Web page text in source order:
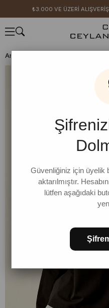
₺3.000 VE ÜZERİ
Anasayfa
Güvenliğiniz için üyelik
aktarılmıştır.
lütfen aşağıdaki